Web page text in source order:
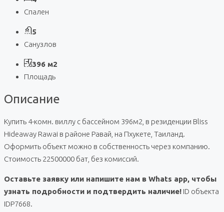
Спален
5
Санузлов
396 м2
Площадь
Описание
Купить 4-комн. виллу с бассейном 396м2, в резиденции Bliss
Hideaway Rawai в районе Равай, на Пхукете, Таиланд.
Оформить объект можно в собственность через компанию.
Стоимость 22500000 бат, без комиссий.
Оставьте заявку или напишите нам в Whats app, чтобы
узнать подробности и подтвердить наличие! ID объекта
IDP7668.